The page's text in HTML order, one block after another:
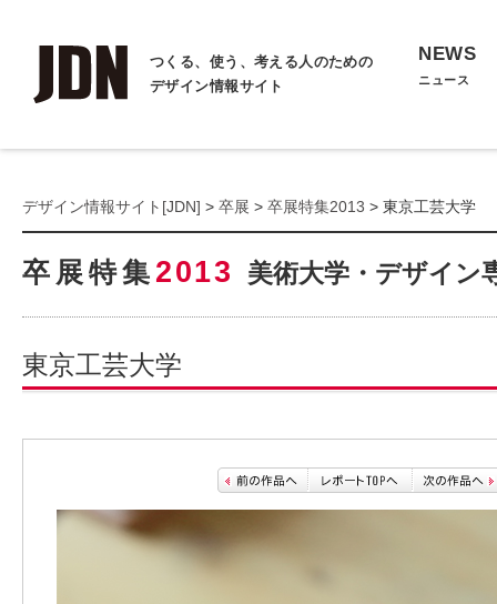
つくる、使う、考える人のための
デザイン情報サイト
NEWS
ニュース
デザイン情報サイト[JDN] > 卒展 > 卒展特集2013 > 東京工芸大学
卒展特集 2013 美術大学・デザイン
東京工芸大学